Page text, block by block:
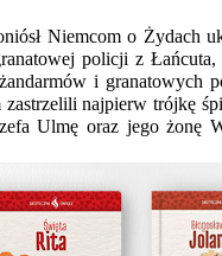
Niemcom o Żydach
policji z
i
najpierw trójkę
Ulmę oraz jego żonę